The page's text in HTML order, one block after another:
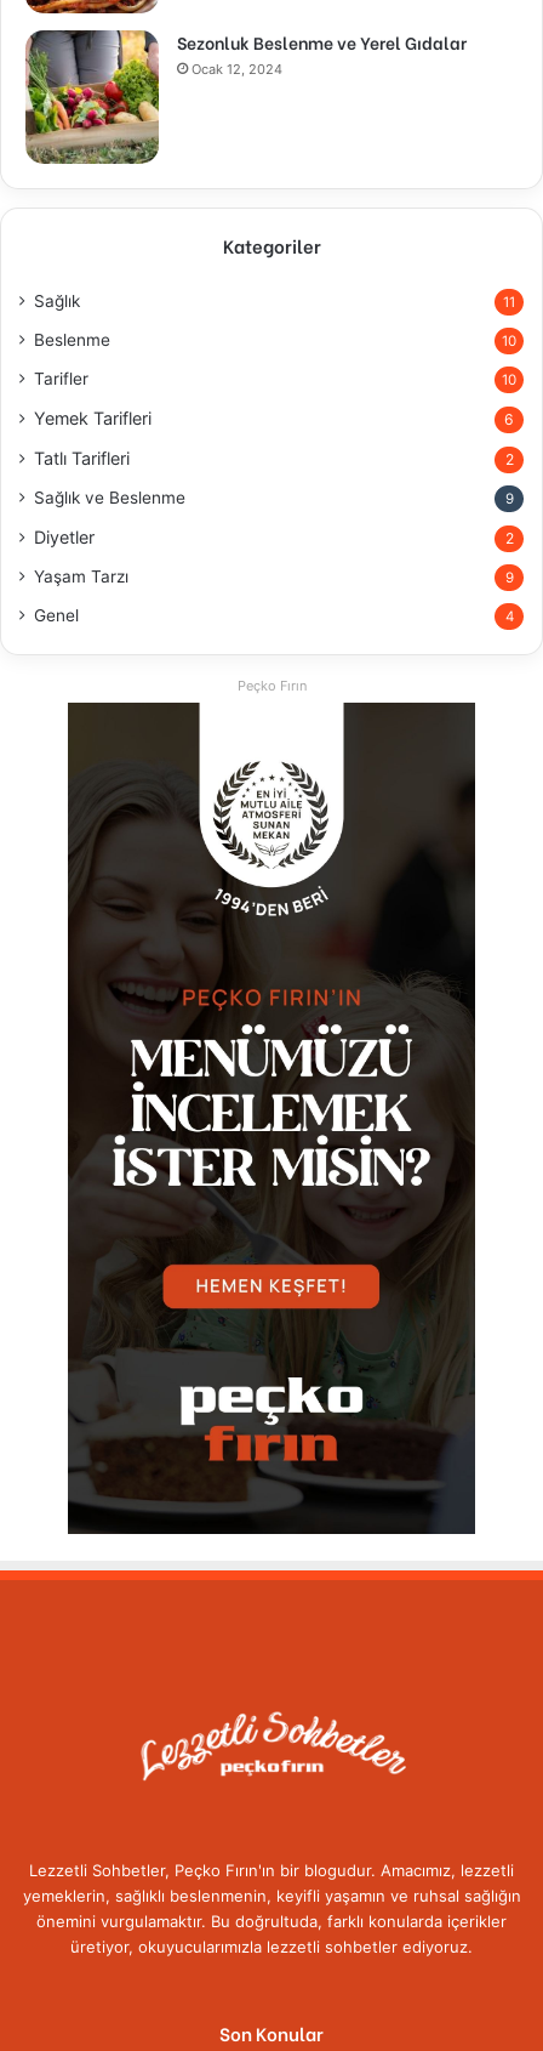
Sezonluk Beslenme ve Yerel Gıdalar
Ocak 12, 2024
Kategoriler
Sağlık 11
Beslenme 10
Tarifler 10
Yemek Tarifleri 6
Tatlı Tarifleri 2
Sağlık ve Beslenme 9
Diyetler 2
Yaşam Tarzı 9
Genel 4
Peçko Fırın
Lezzetli Sohbetler, Peçko Fırın'ın bir blogudur. Amacımız, lezzetli
yemeklerin, sağlıklı beslenmenin, keyifli yaşamın ve ruhsal sağlığın
önemini vurgulamaktır. Bu doğrultuda, farklı konularda içerikler
üretiyor, okuyucularımızla lezzetli sohbetler ediyoruz.
Son Konular